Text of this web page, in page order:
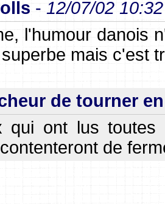
- 12/07/02 10:32
l'humour danois
mais c'est
de tourner
qui ont lus
de